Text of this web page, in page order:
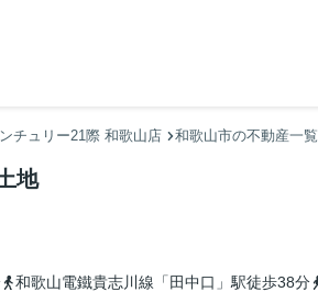
チュリー21際 和歌山店 和歌山市の不動産一覧
地
和歌山電鐵貴志川線「田中口」駅徒歩38分